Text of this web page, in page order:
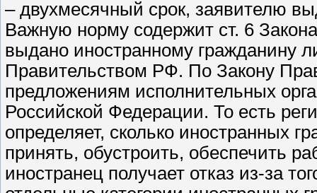
– двухмесячный срок, заявителю
Важную норму содержит ст. 6
выдано иностранному гражданину
Правительством РФ. По Закону
предложениям исполнительных
Российской Федерации. То есть
определяет, сколько иностранных
принять, обустроить, обеспечить
иностранец получает отказ из-за